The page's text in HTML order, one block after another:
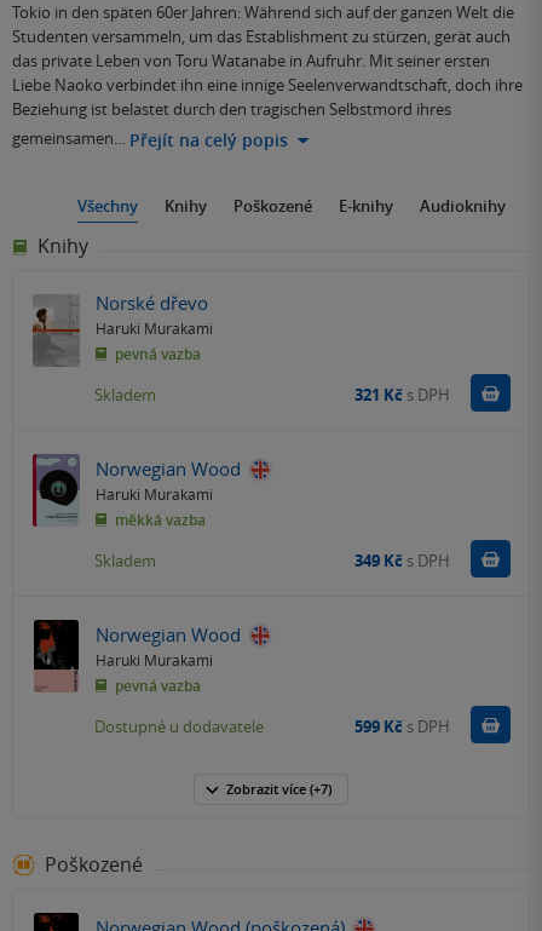
Tokio in den späten 60er Jahren: Während sich auf der ganzen Welt die
Studenten versammeln, um das Establishment zu stürzen, gerät auch
das private Leben von Toru Watanabe in Aufruhr. Mit seiner ersten
Liebe Naoko verbindet ihn eine innige Seelenverwandtschaft, doch ihre
Beziehung ist belastet durch den tragischen Selbstmord ihres
gemeinsamen… Přejít na celý popis
Všechny Knihy Poškozené E-knihy Audioknihy
Knihy
Norské dřevo
Haruki Murakami
pevná vazba
Skladem 321 Kč s DPH
Norwegian Wood
Haruki Murakami
měkká vazba
Skladem 349 Kč s DPH
Norwegian Wood
Haruki Murakami
pevná vazba
Dostupné u dodavatele 599 Kč s DPH
Zobrazit více (+7)
Poškozené